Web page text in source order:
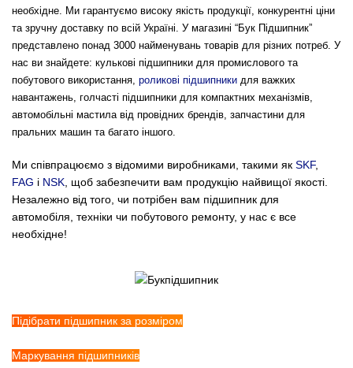
необхідне. Ми гарантуємо високу якість продукції, конкурентні ціни
та зручну доставку по всій Україні. У магазині “Бук Підшипник”
представлено понад 3000 найменувань товарів для різних потреб. У
нас ви знайдете: кулькові підшипники для промислового та
побутового використання, роликові підшипники для важких
навантажень, голчасті підшипники для компактних механізмів,
автомобільні мастила від провідних брендів, запчастини для
пральних машин та багато іншого.
Ми співпрацюємо з відомими виробниками, такими як SKF,
FAG і NSK , щоб забезпечити вам продукцію найвищої якості.
Незалежно від того, чи потрібен вам підшипник для
автомобіля, техніки чи побутового ремонту, у нас є все
необхідне!
Підібрати підшипник за розміром
Маркування підшипників